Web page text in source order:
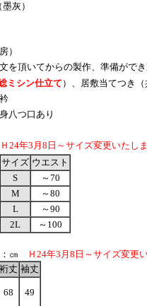
灰）
）
を頂いてからの製作、準備ができ
ミシン仕立て）、居敷当てつき（
八つ口あり
Ｈ24年3月8日～サイズ変更いたし
サイズ ウエスト
S
～70
M
～80
L
～90
2L
～100
：㎝
Ｈ24年3月8日～サイズ変更
裄丈 袖丈
68 49